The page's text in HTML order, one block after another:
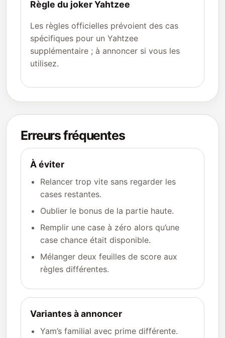
Règle du joker Yahtzee
Les règles officielles prévoient des cas
spécifiques pour un Yahtzee
supplémentaire ; à annoncer si vous les
utilisez.
Erreurs fréquentes
À éviter
Relancer trop vite sans regarder les
cases restantes.
Oublier le bonus de la partie haute.
Remplir une case à zéro alors qu’une
case chance était disponible.
Mélanger deux feuilles de score aux
règles différentes.
Variantes à annoncer
Yam’s familial avec prime différente.